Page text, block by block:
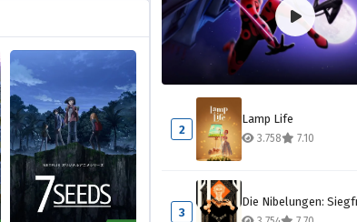
1
Mucize Uğur Böceği ile Kara
6.589 8.10
2
Lamp Life
3.758 7.10
3
Die Nibelungen: